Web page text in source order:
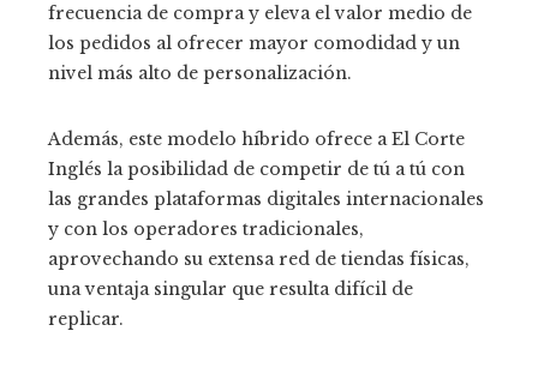
frecuencia de compra y eleva el valor medio de
los pedidos al ofrecer mayor comodidad y un
nivel más alto de personalización.
Además, este modelo híbrido ofrece a El Corte
Inglés la posibilidad de competir de tú a tú con
las grandes plataformas digitales internacionales
y con los operadores tradicionales,
aprovechando su extensa red de tiendas físicas,
una ventaja singular que resulta difícil de
replicar.